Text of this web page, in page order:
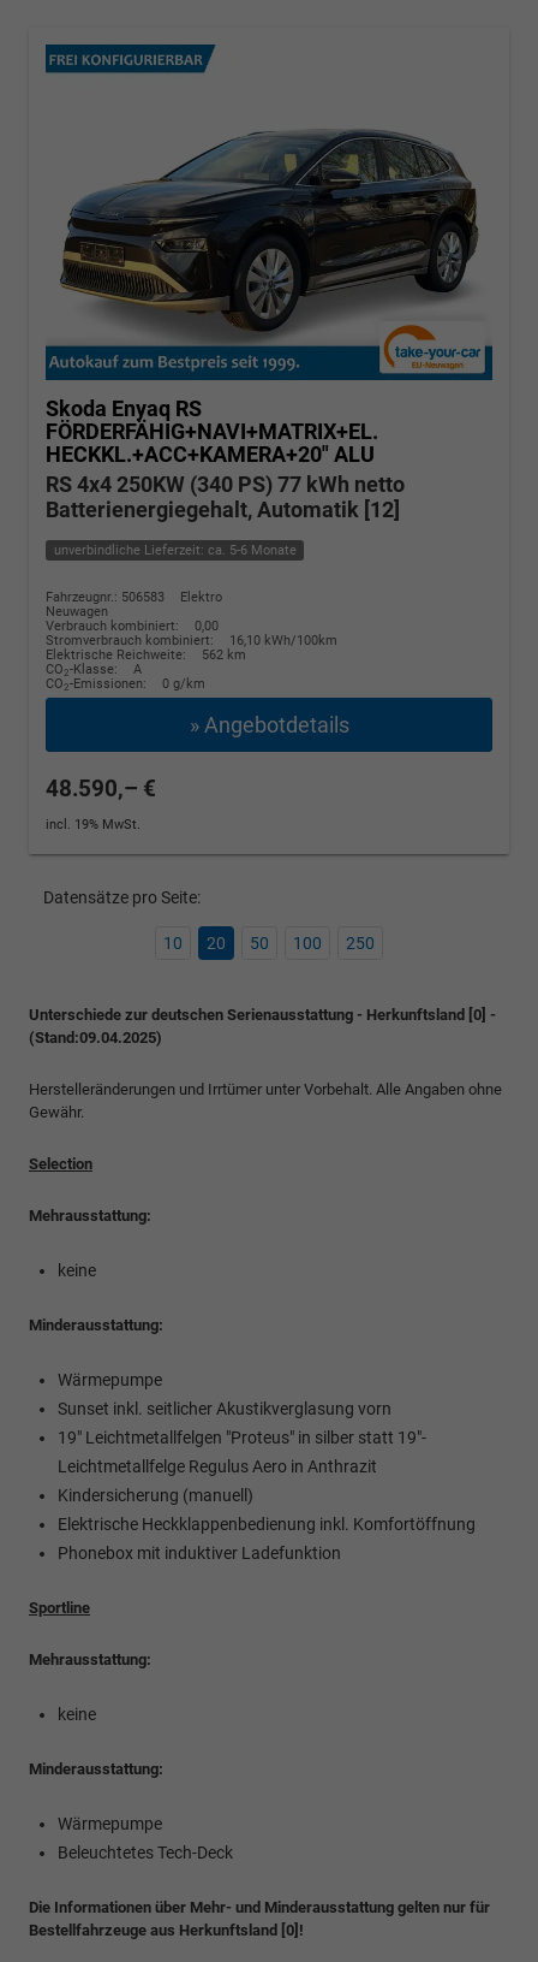
Skoda Enyaq RS
FÖRDERFÄHIG+NAVI+MATRIX+EL.
HECKKL.+ACC+KAMERA+20" ALU
RS 4x4 250KW (340 PS) 77 kWh netto
Batterienergiegehalt, Automatik [12]
unverbindliche Lieferzeit: ca. 5-6 Monate
Fahrzeugnr.: 506583
Elektro
Neuwagen
Verbrauch kombiniert:
0,00
Stromverbrauch kombiniert:
16,10 kWh/100km
Elektrische Reichweite:
562 km
CO2-Klasse:
A
CO2-Emissionen: 0 g/km
» Angebotdetails
48.590,– €
incl. 19% MwSt.
Datensätze pro Seite:
10 20 50 100 250
Unterschiede zur deutschen Serienausstattung - Herkunftsland [0] -
(Stand:09.04.2025)
Herstelleränderungen und Irrtümer unter Vorbehalt. Alle Angaben ohne
Gewähr.
Selection
Mehrausstattung:
keine
Minderausstattung:
Wärmepumpe
Sunset inkl. seitlicher Akustikverglasung vorn
19" Leichtmetallfelgen "Proteus" in silber statt 19"-
Leichtmetallfelge Regulus Aero in Anthrazit
Kindersicherung (manuell)
Elektrische Heckklappenbedienung inkl. Komfortöffnung
Phonebox mit induktiver Ladefunktion
Sportline
Mehrausstattung:
keine
Minderausstattung:
Wärmepumpe
Beleuchtetes Tech-Deck
Die Informationen über Mehr- und Minderausstattung gelten nur für
Bestellfahrzeuge aus Herkunftsland [0]!